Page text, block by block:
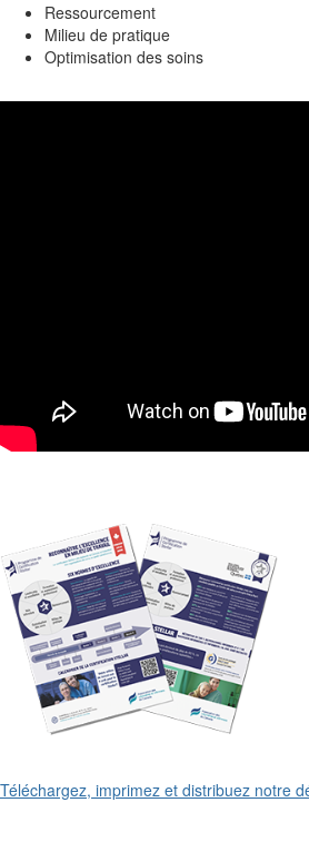
Ressourcement
Milieu de pratique
Optimisation des soins
Téléchargez, imprimez et distribuez notre